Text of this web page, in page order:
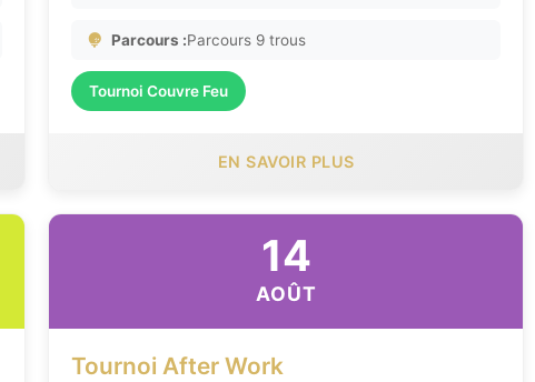
Parcours :Parcours 9 trous
Tournoi Couvre Feu
EN SAVOIR PLUS
14
AOÛT
Tournoi After Work